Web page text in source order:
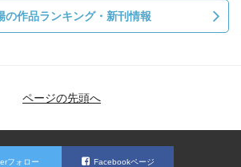
の作品ランキング・新刊情報
ページの先頭へ
フォロー Facebookページ